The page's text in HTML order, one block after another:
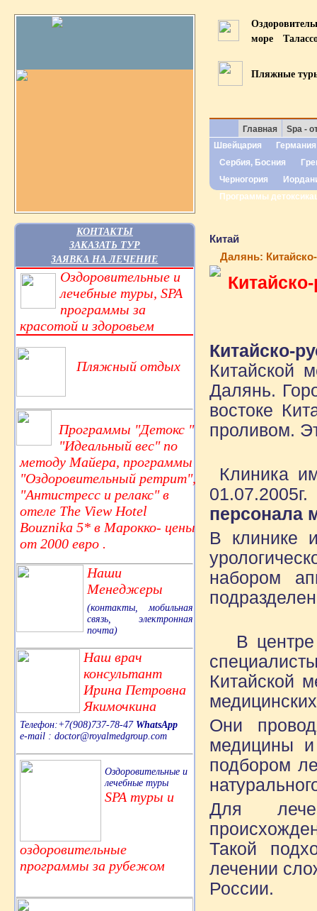
КОНТАКТЫ
ЗАКАЗАТЬ ТУР
ЗАЯВКА НА ЛЕЧЕНИЕ
Оздоровительные и
лечебные туры, SPA
программы за
красотой и здоровьем
Пляжный отдых
Программы "Детокс "
"Идеальный вес" по
методу Майера, программы
"Оздоровительный ретрит",
"Антистресс и релакс" в
отеле The View Hotel
Bouznika 5* в Марокко- цены
от 2000 евро .
Наши
Менеджеры
(контакты, мобильная
связь, электронная
почта)
Наш врач
консультант
Ирина Петровна
Якимочкина
Телефон:+7(908)737-78-47 WhatsApp
e-mail : doctor@royalmedgroup.com
Оздоровительные и
лечебные туры
SPA туры и
оздоровительные
программы за рубежом
море
Пляжные
Главная
Spa -
Швейцария
Германия
Сербия, Босния
Черногория
Программы
Китай
Далянь:
Китайско-
Китайской
Далянь.
востоке
проливом.
Клиника
персонала
В клинике
набором
В центре
Китайской
Они
медицины
подбором
Для
Такой
лечении
России.